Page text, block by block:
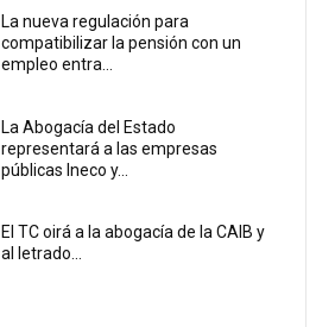
La nueva regulación para
compatibilizar la pensión con un
empleo entra...
La Abogacía del Estado
representará a las empresas
públicas Ineco y...
El TC oirá a la abogacía de la CAIB y
al letrado...